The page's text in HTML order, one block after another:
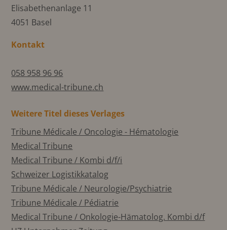
Elisabethenanlage 11
4051 Basel
Kontakt
058 958 96 96
www.medical-tribune.ch
Weitere Titel dieses Verlages
Tribune Médicale / Oncologie - Hématologie
Medical Tribune
Medical Tribune / Kombi d/f/i
Schweizer Logistikkatalog
Tribune Médicale / Neurologie/Psychiatrie
Tribune Médicale / Pédiatrie
Medical Tribune / Onkologie-Hämatolog. Kombi d/f